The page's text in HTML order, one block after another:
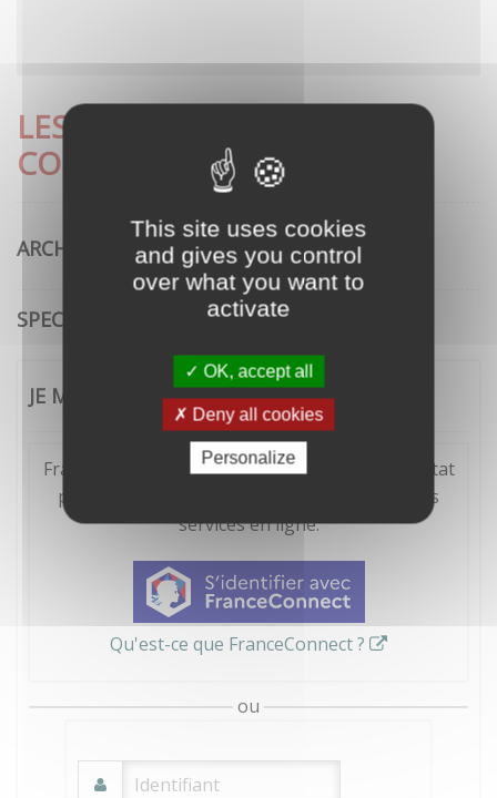
This site uses cookies
and gives you control
over what you want to
activate
OK, accept all
Deny all cookies
Personalize
LES DÉMARCHES LES PLUS
CONSULTÉES
ARCHITECTURE
SPECTACLE VIVANT
JE ME CONNECTE
FranceConnect est la solution proposée par l'Etat
pour sécuriser et simplifier la connexion à vos
services en ligne.
Qu'est-ce que FranceConnect ?
ou